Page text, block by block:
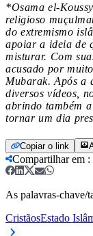
*Osama el-
religioso
do extremismo
apoiar a ideia de
misturar. Com
acusado por
Mubarak. Após a
diversos vídeos,
abrindo também
tornar um dia
Copiar o link
Compartilhar em :
As palavras-chave/
CristãosEstado